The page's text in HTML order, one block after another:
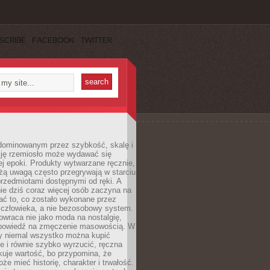
FACEBOOK TWITTER
przez szybkość, skalę i
rzemiosło może wydawać się
epoki. Produkty wytwarzane ręcznie,
uwagą często przegrywają w starciu
dostępnymi od ręki. A
dziś coraz więcej osób zaczyna na
to, co zostało wykonane przez
a nie bezosobowy system.
nie jako moda na nostalgię,
na zmęczenie masowością. W
niemal wszystko można kupić
i równie szybko wyrzucić, ręczna
wartość, bo przypomina, że
mieć historię, charakter i trwałość.